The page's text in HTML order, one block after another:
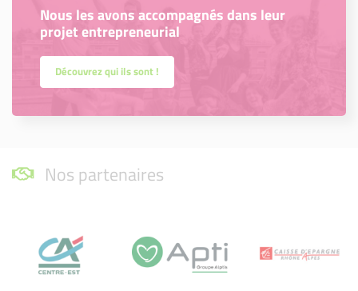
Nous les avons accompagnés dans leur
projet entrepreneurial
Découvrez qui ils sont !
Nos partenaires